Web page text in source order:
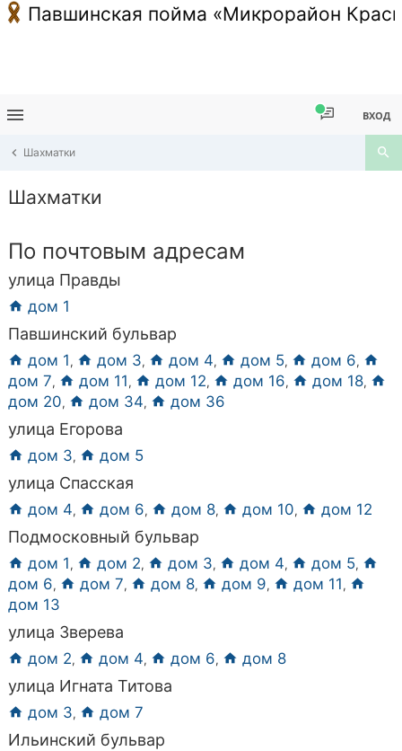
Павшинская пойма «Микрорайон
ВХОД
Шахматки
Шахматки
По почтовым адресам
улица Правды
дом 1
Павшинский бульвар
дом 1, дом 3, дом 4, дом 5, дом 6,
дом 7, дом 11, дом 12, дом 16, дом 18,
дом 20, дом 34, дом 36
улица Егорова
дом 3, дом 5
улица Спасская
дом 4, дом 6, дом 8, дом 10, дом 12
Подмосковный бульвар
дом 1, дом 2, дом 3, дом 4, дом 5,
дом 6, дом 7, дом 8, дом 9, дом 11,
дом 13
улица Зверева
дом 2, дом 4, дом 6, дом 8
улица Игната Титова
дом 3, дом 7
Ильинский бульвар